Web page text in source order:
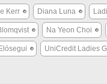
Kerr Diana Luna
Na Yeon Choi
UniCredit Ladies